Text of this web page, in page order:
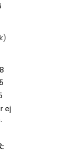
ej